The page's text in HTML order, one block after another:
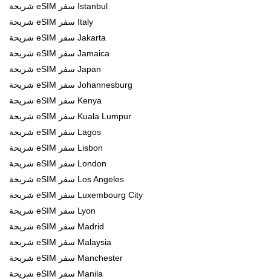
شريحة eSIM سفر Istanbul
شريحة eSIM سفر Italy
شريحة eSIM سفر Jakarta
شريحة eSIM سفر Jamaica
شريحة eSIM سفر Japan
شريحة eSIM سفر Johannesburg
شريحة eSIM سفر Kenya
شريحة eSIM سفر Kuala Lumpur
شريحة eSIM سفر Lagos
شريحة eSIM سفر Lisbon
شريحة eSIM سفر London
شريحة eSIM سفر Los Angeles
شريحة eSIM سفر Luxembourg City
شريحة eSIM سفر Lyon
شريحة eSIM سفر Madrid
شريحة eSIM سفر Malaysia
شريحة eSIM سفر Manchester
شريحة eSIM سفر Manila